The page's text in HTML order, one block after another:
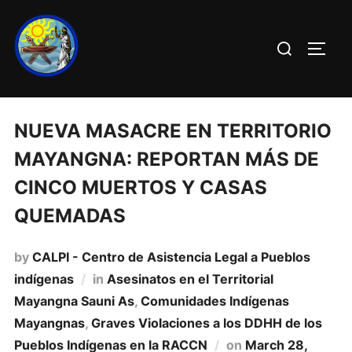
NUEVA MASACRE EN TERRITORIO
MAYANGNA: REPORTAN MÁS DE
CINCO MUERTOS Y CASAS
QUEMADAS
by CALPI - Centro de Asistencia Legal a Pueblos
indígenas
in Asesinatos en el Territorial
Mayangna Sauni As, Comunidades Indí­genas
Mayangnas, Graves Violaciones a los DDHH de los
Pueblos Indí­genas en la RACCN
on March 28,